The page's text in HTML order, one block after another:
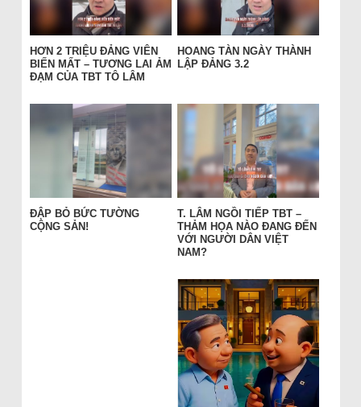
HƠN 2 TRIỆU ĐẢNG VIÊN
BIẾN MẤT – TƯƠNG LAI ẢM
ĐẠM CỦA TBT TÔ LÂM
HOANG TÀN NGÀY THÀNH
LẬP ĐẢNG 3.2
ĐẬP BỎ BỨC TƯỜNG
CỘNG SẢN!
T. LÂM NGỒI TIẾP TBT –
THẢM HỌA NÀO ĐANG ĐẾN
VỚI NGƯỜI DÂN VIỆT
NAM?